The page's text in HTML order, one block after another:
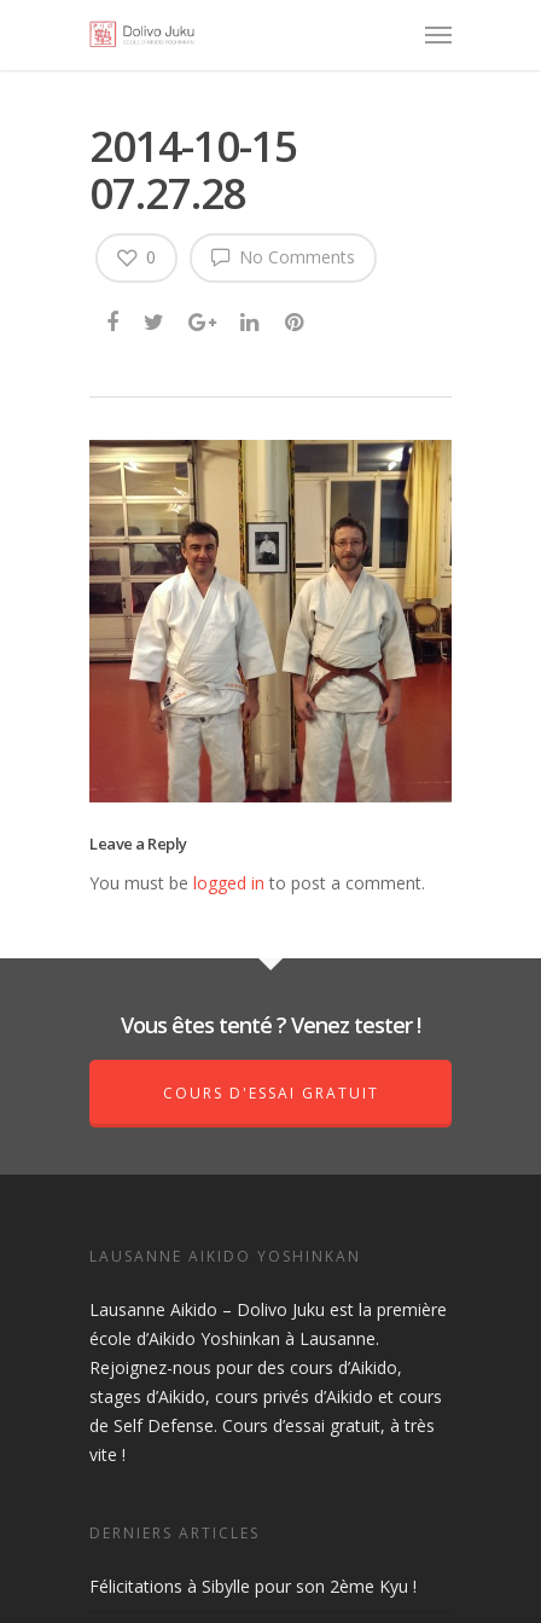
2014-10-15
07.27.28
No Comments
0
Leave a Reply
You must be logged in to post a comment.
Vous êtes tenté ? Venez tester !
COURS D'ESSAI GRATUIT
LAUSANNE AIKIDO YOSHINKAN
Lausanne Aikido – Dolivo Juku est la première
école d’Aikido Yoshinkan à Lausanne.
Rejoignez-nous pour des cours d’Aikido,
stages d’Aikido, cours privés d’Aikido et cours
de Self Defense. Cours d’essai gratuit, à très
vite !
DERNIERS ARTICLES
Félicitations à Sibylle pour son 2ème Kyu !